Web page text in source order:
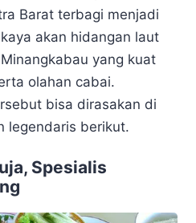
Barat terbagi menjadi
akan hidangan laut
yang kuat
olahan cabai.
bisa dirasakan di
legendaris berikut.
Spesialis